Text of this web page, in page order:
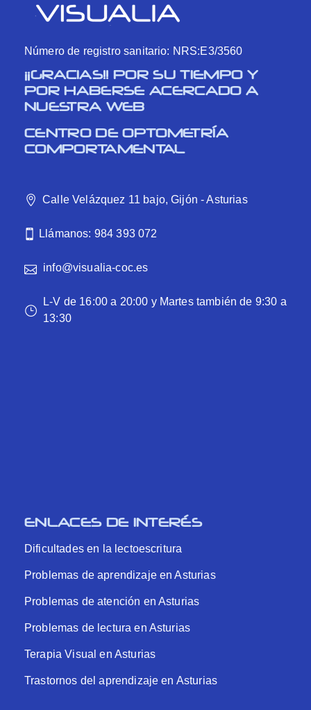
Número de registro sanitario: NRS:E3/3560
¡¡GRACIAS!! POR SU TIEMPO Y
POR HABERSE ACERCADO A
NUESTRA WEB
CENTRO DE OPTOMETRÍA
COMPORTAMENTAL
Calle Velázquez 11 bajo, Gijón - Asturias
Llámanos: 984 393 072
info@visualia-coc.es
L-V de 16:00 a 20:00 y Martes también de 9:30 a
13:30
ENLACES DE INTERÉS
Dificultades en la lectoescritura
Problemas de aprendizaje en Asturias
Problemas de atención en Asturias
Problemas de lectura en Asturias
Terapia Visual en Asturias
Trastornos del aprendizaje en Asturias